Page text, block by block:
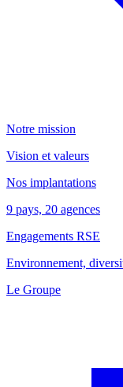
Notre mission
Vision et valeurs
Nos implantations
9 pays, 20 agences
Engagements RSE
Environnement,
Le Groupe